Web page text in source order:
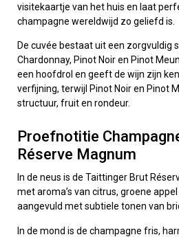
visitekaartje van het huis en laat
champagne wereldwijd zo geliefd is.
De cuvée bestaat uit een zorgvuldig
Chardonnay, Pinot Noir en Pinot
een hoofdrol en geeft de wijn zijn
verfijning, terwijl Pinot Noir en Pinot
structuur, fruit en rondeur.
Proefnotitie
Réserve Magnum
In de neus is de Taittinger Brut
met aroma’s van citrus, groene
aangevuld met subtiele tonen van
In de mond is de champagne fris,